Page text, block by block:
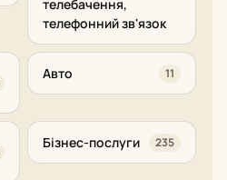
телебачення,
телефонний зв'язок
Авто 11
Бізнес-послуги 235